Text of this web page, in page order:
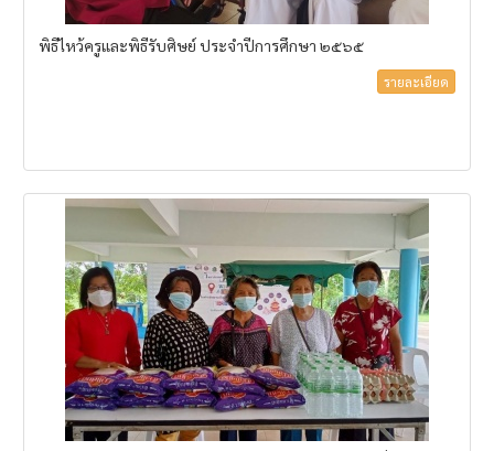
พิธีไหว้ครูและพิธีรับศิษย์ ประจำปีการศึกษา ๒๕๖๕
รายละเอียด